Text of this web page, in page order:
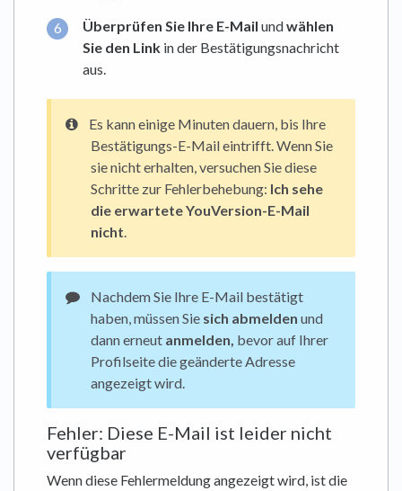
Überprüfen Sie Ihre E-Mail undwählen
Sie den Link in der Bestätigungsnachricht
aus.
Es kann einige Minuten dauern, bis Ihre
Bestätigungs-E-Mail eintrifft. Wenn Sie
sie nicht erhalten, versuchen Sie diese
Schritte zur Fehlerbehebung: Ich sehe
die erwartete YouVersion-E-Mail
nicht
Nachdem Sie Ihre E-Mail bestätigt
haben, müssen Sie sich abmelden und
dann erneut anmelden, bevor auf Ihrer
Profilseite die geänderte Adresse
angezeigt wird.
Fehler: Diese E-Mail ist leider nicht
verfügbar
Wenn diese Fehlermeldung angezeigt wird, ist die